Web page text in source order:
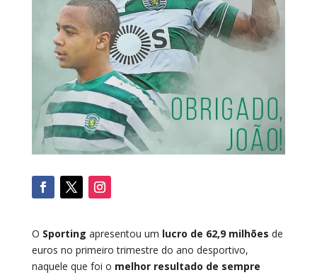
O Sporting apresentou um lucro de 62,9 milhões de
euros no primeiro trimestre do ano desportivo,
naquele que foi o melhor resultado de sempre